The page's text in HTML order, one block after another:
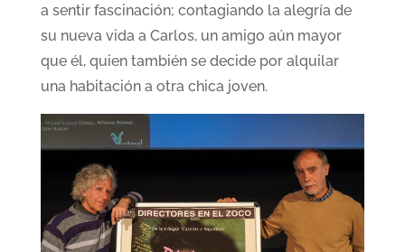
a sentir fascinación; contagiando la alegría de
su nueva vida a Carlos, un amigo aún mayor
que él, quien también se decide por alquilar
una habitación a otra chica joven.